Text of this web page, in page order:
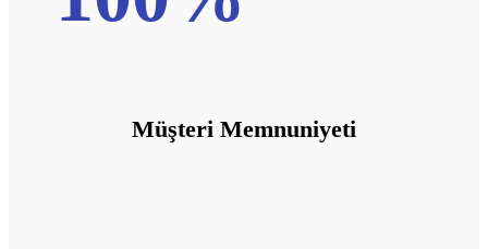
Müşteri Memnuniyeti